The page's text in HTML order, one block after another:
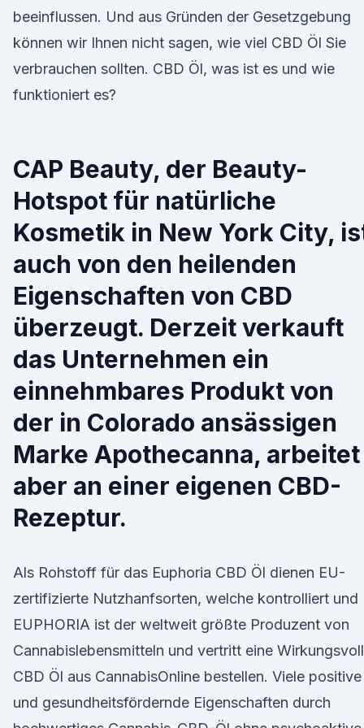
beeinflussen. Und aus Gründen der Gesetzgebung
können wir Ihnen nicht sagen, wie viel CBD Öl Sie
verbrauchen sollten. CBD Öl, was ist es und wie
funktioniert es?
CAP Beauty, der Beauty-
Hotspot für natürliche
Kosmetik in New York City,
auch von den heilenden
Eigenschaften von CBD
überzeugt. Derzeit verkauft
das Unternehmen ein
einnehmbares Produkt von
der in Colorado ansässigen
Marke Apothecanna, arbeitet
aber an einer eigenen CBD-
Rezeptur.
Als Rohstoff für das Euphoria CBD Öl dienen EU-
zertifizierte Nutzhanfsorten, welche kontrolliert und
EUPHORIA ist der weltweit größte Produzent von
Cannabislebensmitteln und vertritt eine
CBD Öl aus CannabisOnline bestellen. Viele positive
und gesundheitsfördernde Eigenschaften durch